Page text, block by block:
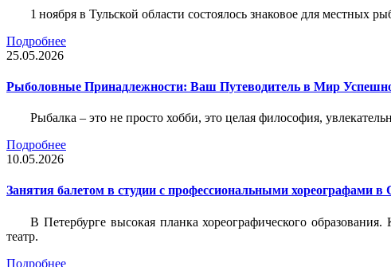
1 ноября в Тульской области состоялось знаковое для местных
Подробнее
25.05.2026
Рыболовные Принадлежности: Ваш Путеводитель в Мир
Рыбалка – это не просто хобби, это целая философия,
Подробнее
10.05.2026
Занятия балетом в студии с профессиональными хореографами в
В Петербурге высокая планка хореографического
театр.
Подробнее